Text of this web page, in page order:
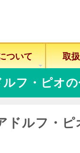
ついて 取
フ・ピオ
ドルフ・ピ